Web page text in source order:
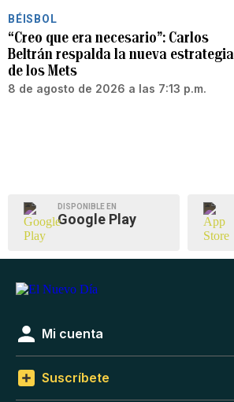
BÉISBOL
“Creo que era necesario”: Carlos
Beltrán respalda la nueva estrategia
de los Mets
8 de agosto de 2026 a las 7:13 p.m.
DISPONIBLE EN
Google Play
Mi cuenta
Suscríbete